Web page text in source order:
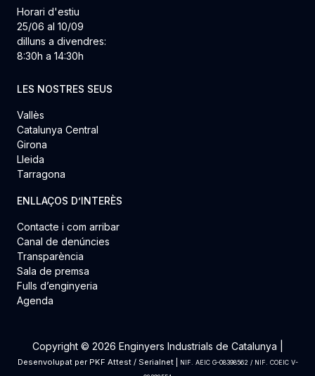
Horari d'estiu
25/06 al 10/09
dilluns a divendres:
8:30h a 14:30h
LES NOSTRES SEUS
Vallès
Catalunya Central
Girona
Lleida
Tarragona
ENLLAÇOS D’INTERÈS
Contacte i com arribar
Canal de denúncies
Transparència
Sala de premsa
Fulls d’enginyeria
Agenda
Copyright © 2026 Enginyers Industrials de Catalunya |
Desenvolupat per PKF Attest/ Serialnet|
NIF. AEIC G-08398562 / NIF. COEIC V-